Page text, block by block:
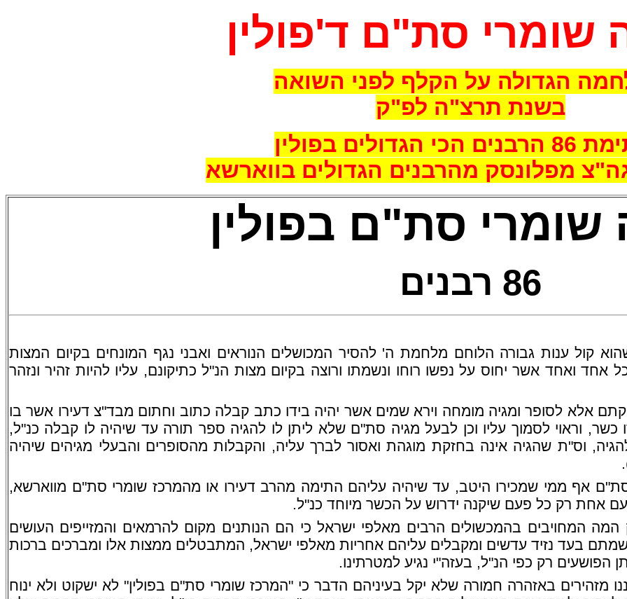
שומרי סת"ם ד'פולין
הגדולה על הקלף לפני השואה
בשנת תרצ"ה לפ"ק
הגדולים בפולין
מפלונסק מהרבנים הגדולים בווארשא
שומרי סת"ם בפולין
86 רבנים
קול ענות גבורה הלוחם מלחמת ה' להסיר המכושלים הנוראים ואבני נגף המונחים בקיום המצות
אחד ואחד אשר יחוס על נפשו רוחו ונשמתו ורוצה בקיום מצות הנ"ל כתיקונם, עליו להיות זהיר ונזהר
אלא לסופר ומגיה מומחה וירא שמים אשר יהיה בידו כתב קבלה כתוב וחתום מבד"צ דעירו אשר בו
כשר, וראוי לסמוך עליו וכן לבעל מגיה סת"ם שלא ליתן לו להגיה ספר תורה עד שיהיה לו קבלה כנ"ל,
וס"ת שהגיה אינה בחזקת מוגהת ואסור לברך עליה, והקבלות מהסופרים והבעלי מגיהים שיהיה
אף ממי שמכירו היטב, עד שיהיה עליהם התימה מהרב דעירו או מהמרכז שומרי סת"ם מווארשא,
אחת רק כל פעם שיקנה ידרוש על הכשר מיוחד כנ"ל.
המחויבים בהמכשולים הרבים מאלפי ישראל כי הם הנותנים מקום להרמאים והמזייפים העושים
בעד נזיד עדשים ומקבלים עליהם אחריות מאלפי ישראל, המתבטלים ממצות אלו ומברכים ברכות
הפושעים רק כפי הנ"ל, בעזה"י נגיע למטרתינו.
מזהירים באזהרה חמורה שלא יקל בעיניהם הדבר כי "המרכז שומרי סת"ם בפולין" לא ישקוט ולא ינוח